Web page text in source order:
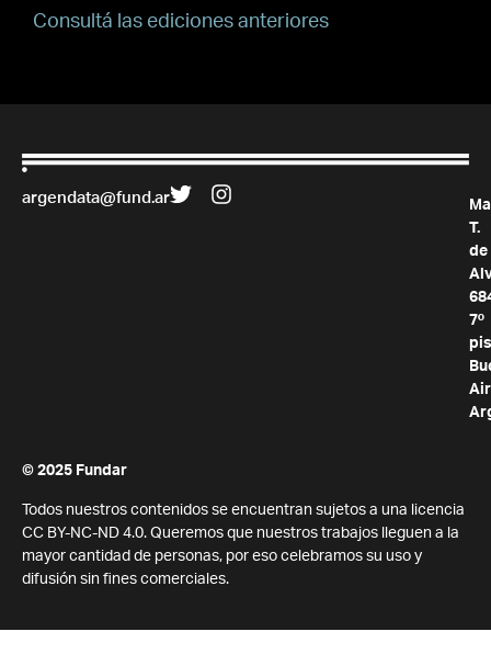
Consultá las ediciones anteriores
argendata@fund.ar
T.
de
7º
© 2025 Fundar
Todos nuestros contenidos se encuentran sujetos a una licencia
CC BY-NC-ND 4.0. Queremos que nuestros trabajos lleguen a la
mayor cantidad de personas, por eso celebramos su uso y
difusión sin fines comerciales.